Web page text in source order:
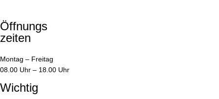
Öffnungs
zeiten
Montag – Freitag
08.00 Uhr – 18.00 Uhr
Wichtig